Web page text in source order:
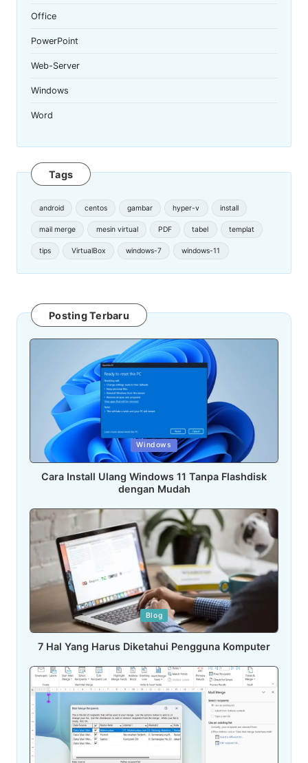
Office
PowerPoint
Web-Server
Windows
Word
Tags
android centos gambar hyper-v install
mail merge mesin virtual PDF tabel templat
tips VirtualBox windows-7 windows-11
Posting Terbaru
Posted
in
Windows
Cara Install Ulang Windows 11 Tanpa Flashdisk
dengan Mudah
in
Blog
7 Hal Yang Harus Diketahui Pengguna Komputer